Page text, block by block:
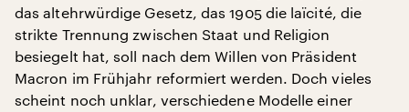
das altehrwürdige Gesetz, das 1905 die laïcité, die
strikte Trennung zwischen Staat und Religion
besiegelt hat, soll nach dem Willen von Präsident
Macron im Frühjahr reformiert werden. Doch vieles
scheint noch unklar, verschiedene Modelle einer